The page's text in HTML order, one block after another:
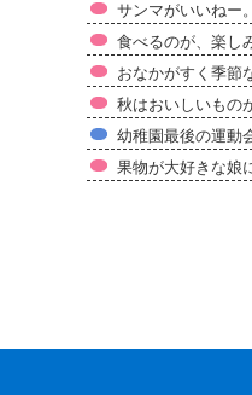
サンマがいいねー
食べるのが、楽し
おなかがすく季節
秋はおいしいもの
幼稚園最後の運動
果物が大好きな娘